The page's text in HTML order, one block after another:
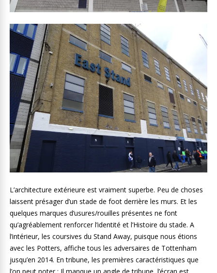
L’architecture extérieure est vraiment superbe. Peu de choses
laissent présager d’un stade de foot derrière les murs. Et les
quelques marques d’usures/rouilles présentes ne font
qu’agréablement renforcer l’identité et l’Histoire du stade. A
l’intérieur, les coursives du Stand Away, puisque nous étions
avec les Potters, affiche tous les adversaires de Tottenham
jusqu’en 2014. En tribune, les premières caractéristiques que